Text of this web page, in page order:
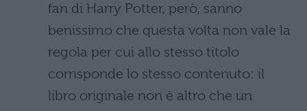
fan di Harry Potter, però, sanno
benissimo che questa volta non vale la
regola per cui allo stesso titolo
corrisponde lo stesso contenuto: il
libro originale non è altro che un